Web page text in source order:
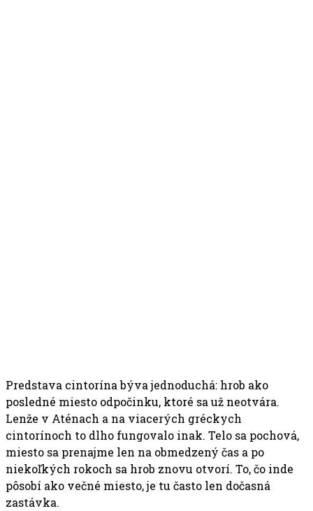
Predstava cintorína býva jednoduchá: hrob ako
posledné miesto odpočinku, ktoré sa už neotvára.
Lenže v Aténach a na viacerých gréckych
cintorínoch to dlho fungovalo inak. Telo sa pochová,
miesto sa prenajme len na obmedzený čas a po
niekoľkých rokoch sa hrob znovu otvorí. To, čo inde
pôsobí ako večné miesto, je tu často len dočasná
zastávka.